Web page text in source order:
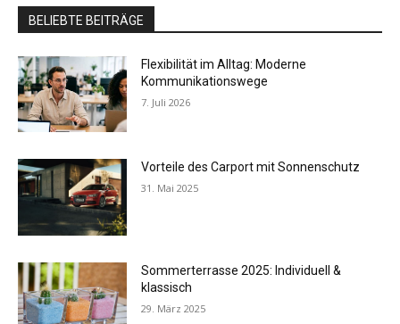
BELIEBTE BEITRÄGE
Flexibilität im Alltag: Moderne
Kommunikationswege
7. Juli 2026
Vorteile des Carport mit Sonnenschutz
31. Mai 2025
Sommerterrasse 2025: Individuell &
klassisch
29. März 2025